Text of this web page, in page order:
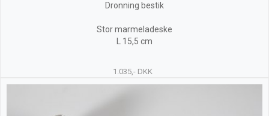
Dronning bestik
Stor marmeladeske
L 15,5 cm
1.035,- DKK